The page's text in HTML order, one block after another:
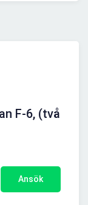
F-6, (två
Ansök